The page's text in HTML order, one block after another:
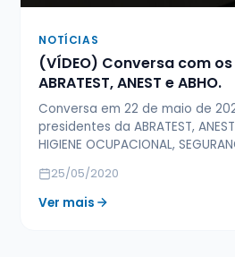
NOTÍCIAS
(VÍDEO) Conversa com
ABRATEST, ANEST e ABHO.
Conversa em 22 de maio de
presidentes da ABRATEST,
HIGIENE OCUPACIONAL,
25/05/2020
Ver mais